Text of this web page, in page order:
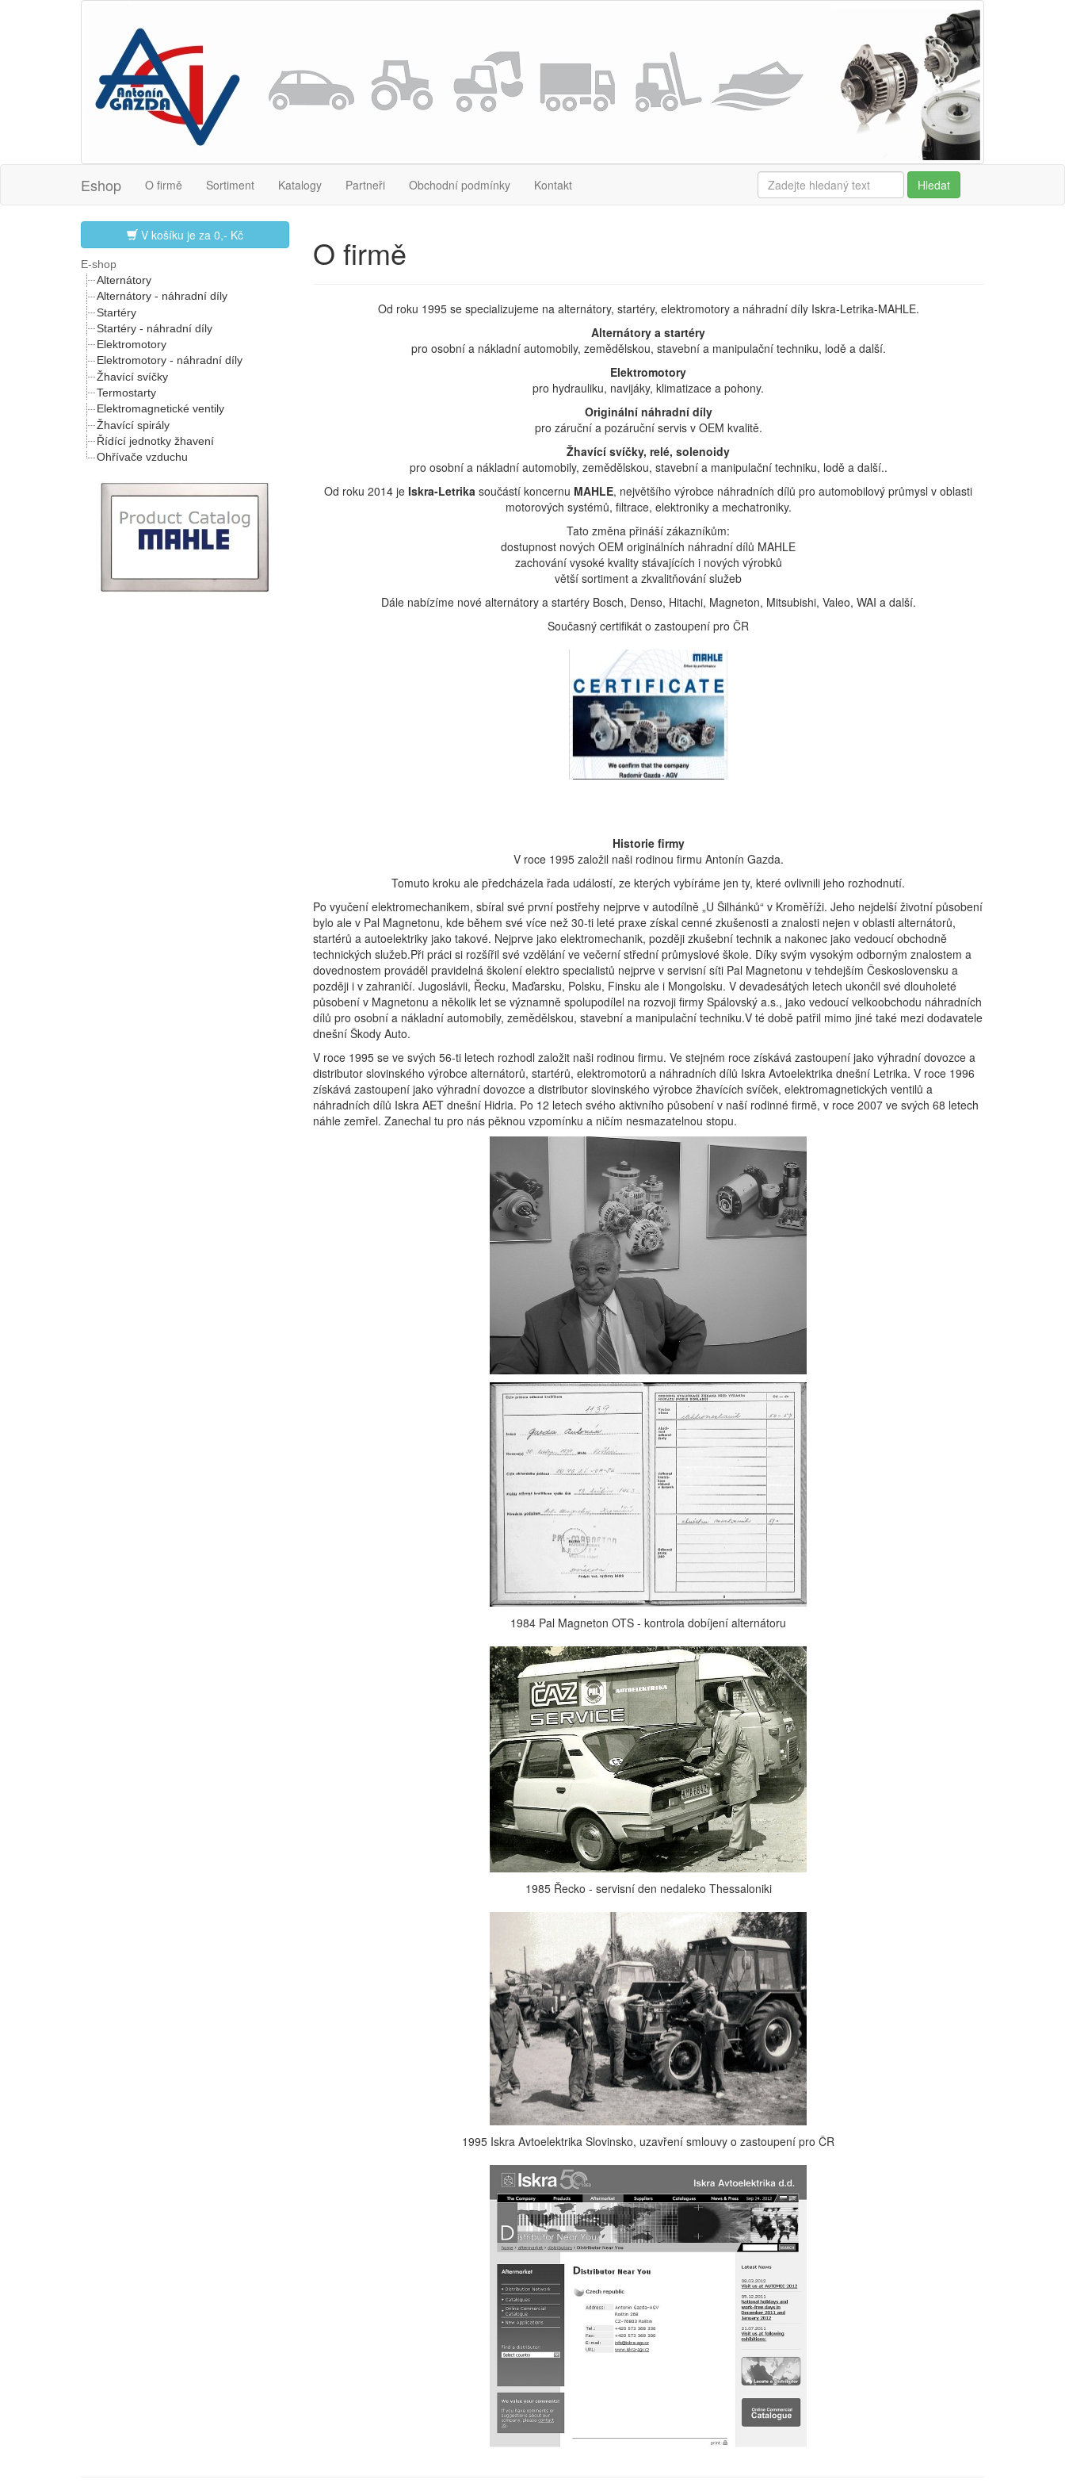
Eshop O firmě Sortiment Katalogy Partneři Obchodní podmínky Kontakt Hledat
V košíku je za 0,- Kč
E-shop
Alternátory
Alternátory - náhradní díly
Startéry
Startéry - náhradní díly
Elektromotory
Elektromotory - náhradní díly
Žhavící svíčky
Termostarty
Elektromagnetické ventily
Žhavící spirály
Řídící jednotky žhavení
Ohřívače vzduchu
O firmě
Od roku 1995 se specializujeme na alternátory, startéry, elektromotory a náhradní díly Iskra-Letrika-MAHLE.
Alternátory a startéry
pro osobní a nákladní automobily, zemědělskou, stavební a manipulační techniku, lodě a další.
Elektromotory
pro hydrauliku, navijáky, klimatizace a pohony.
Originální náhradní díly
pro záruční a pozáruční servis v OEM kvalitě.
Žhavící svíčky, relé, solenoidy
pro osobní a nákladní automobily, zemědělskou, stavební a manipulační techniku, lodě a další..
Od roku 2014 jeIskra-Letrika součástí koncernu MAHLE, největšího výrobce náhradních dílů pro automobilový průmysl v oblasti
motorových systémů, filtrace, elektroniky a mechatroniky.
Tato změna přináší zákazníkům:
dostupnost nových OEM originálních náhradní dílů MAHLE
zachování vysoké kvality stávajících i nových výrobků
větší sortiment a zkvalitňování služeb
Dále nabízíme nové alternátory a startéry Bosch, Denso, Hitachi, Magneton, Mitsubishi, Valeo, WAI a další.
Současný certifikát o zastoupení pro ČR
Historie firmy
V roce 1995 založil naši rodinou firmu Antonín Gazda.
Tomuto kroku ale předcházela řada událostí, ze kterých vybíráme jen ty, které ovlivnili jeho rozhodnutí.
Po vyučení elektromechanikem, sbíral své první postřehy nejprve v autodílně „U Šilhánků“ v Kroměříži. Jeho nejdelší životní působení
bylo ale v Pal Magnetonu, kde během své více než 30-ti leté praxe získal cenné zkušenosti a znalosti nejen v oblasti alternátorů,
startérů a autoelektriky jako takové. Nejprve jako elektromechanik, později zkušební technik a nakonec jako vedoucí obchodně
technických služeb.Při práci si rozšířil své vzdělání ve večerní střední průmyslové škole. Díky svým vysokým odborným znalostem a
dovednostem prováděl pravidelná školení elektro specialistů nejprve v servisní síti Pal Magnetonu v tehdejším Československu a
později i v zahraničí. Jugoslávii, Řecku, Maďarsku, Polsku, Finsku ale i Mongolsku. V devadesátých letech ukončil své dlouholeté
působení v Magnetonu a několik let se významně spolupodílel na rozvoji firmy Spálovský a.s., jako vedoucí velkoobchodu náhradních
dílů pro osobní a nákladní automobily, zemědělskou, stavební a manipulační techniku.V té době patřil mimo jiné také mezi dodavatele
dnešní Škody Auto.
V roce 1995 se ve svých 56-ti letech rozhodl založit naši rodinou firmu. Ve stejném roce získává zastoupení jako výhradní dovozce a
distributor slovinského výrobce alternátorů, startérů, elektromotorů a náhradních dílů Iskra Avtoelektrika dnešní Letrika. V roce 1996
získává zastoupení jako výhradní dovozce a distributor slovinského výrobce žhavících svíček, elektromagnetických ventilů a
náhradních dílů Iskra AET dnešní Hidria. Po 12 letech svého aktivního působení v naší rodinné firmě, v roce 2007 ve svých 68 letech
náhle zemřel. Zanechal tu pro nás pěknou vzpomínku a ničím nesmazatelnou stopu.
1984 Pal Magneton OTS - kontrola dobíjení alternátoru
1985 Řecko - servisní den nedaleko Thessaloniki
1995 Iskra Avtoelektrika Slovinsko, uzavření smlouvy o zastoupení pro ČR